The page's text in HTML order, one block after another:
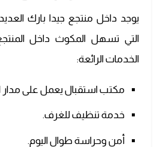
يوجد داخل منتجع جيدا بارك
التي تسهل المكوث داخل
الخدمات الرائعة:
مكتب استقبال يعمل على مدار
خدمة تنظيف للغرف.
أمن وحراسة طوال اليوم.